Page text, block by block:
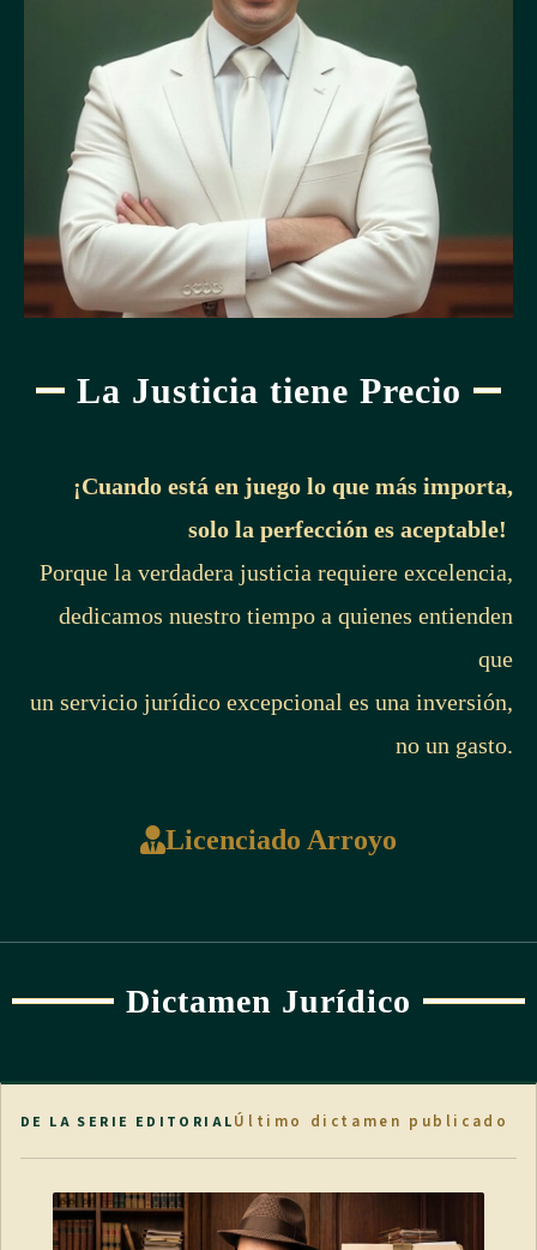
La Justicia tiene Precio
¡Cuando está en juego lo que más importa,
solo la perfección es aceptable!
Porque la verdadera justicia requiere excelencia,
dedicamos nuestro tiempo a quienes entienden
que
un servicio jurídico excepcional es una inversión,
no un gasto.
Licenciado Arroyo
Dictamen Jurídico
DE LA SERIE EDITORIALÚltimo dictamen publicado